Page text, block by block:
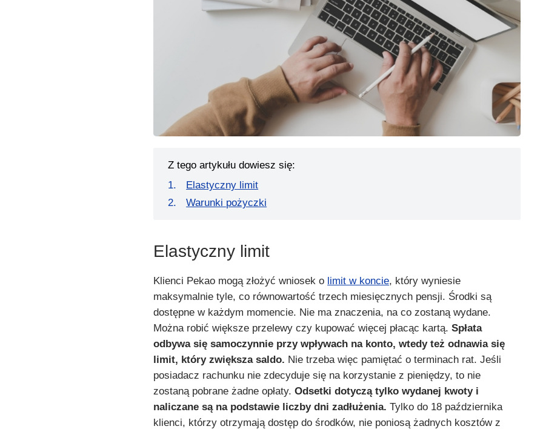
Z tego artykułu dowiesz się:
Elastyczny limit
Warunki pożyczki
Elastyczny limit
Klienci Pekao mogą złożyć wniosek o limit w koncie, który wyniesie
maksymalnie tyle, co równowartość trzech miesięcznych pensji. Środki są
dostępne w każdym momencie. Nie ma znaczenia, na co zostaną wydane.
Można robić większe przelewy czy kupować więcej płacąc kartą.Spłata
odbywa się samoczynnie przy wpływach na konto, wtedy też odnawia się
limit, który zwiększa saldo. Nie trzeba więc pamiętać o terminach rat. Jeśli
posiadacz rachunku nie zdecyduje się na korzystanie z pieniędzy, to nie
zostaną pobrane żadne opłaty.Odsetki dotyczą tylko wydanej kwoty i
naliczane są na podstawie liczby dni zadłużenia. Tylko do 18 października
klienci, którzy otrzymają dostęp do środków, nie poniosą żadnych kosztów z